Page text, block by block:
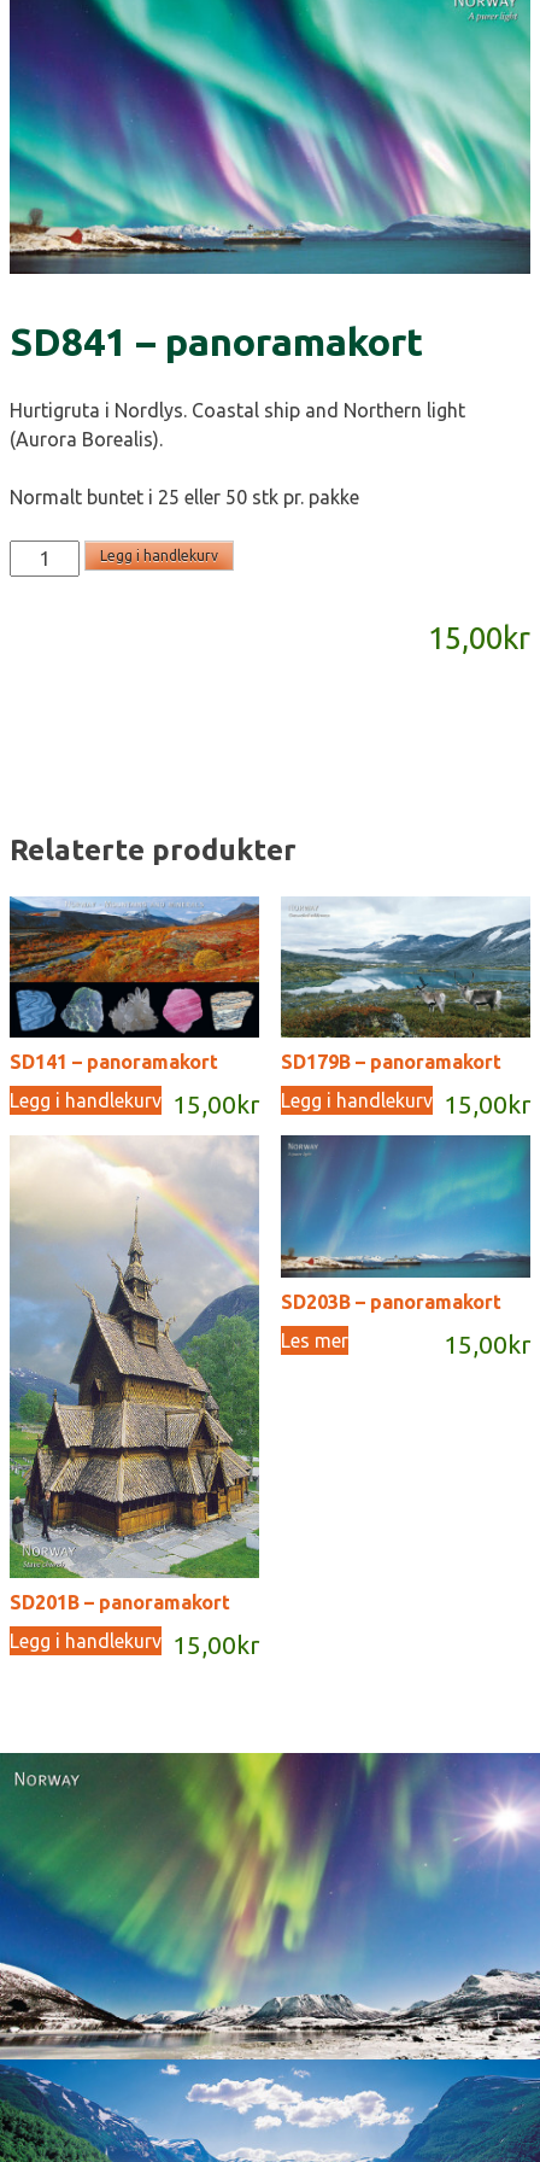
SD841 – panoramakort
Hurtigruta i Nordlys. Coastal ship and Northern light
(Aurora Borealis).
Normalt buntet i 25 eller 50 stk pr. pakke
SD841
-
Legg i handlekurv
15,00kr
Relaterte produkter
SD141 – panoramakort
15,00 kr
Legg i handlekurv
SD179B – panoramakort
15,00 kr
Legg i handlekurv
SD201B – panoramakort
15,00 kr
Legg i handlekurv
SD203B – panoramakort
15,00 kr
Les mer
Norway